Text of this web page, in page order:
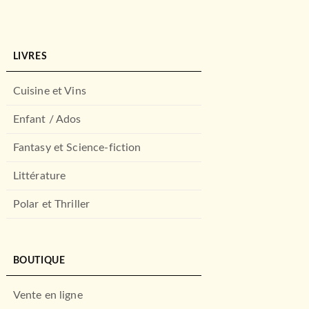
LIVRES
Cuisine et Vins
Enfant / Ados
Fantasy et Science-fiction
Littérature
Polar et Thriller
BOUTIQUE
Vente en ligne